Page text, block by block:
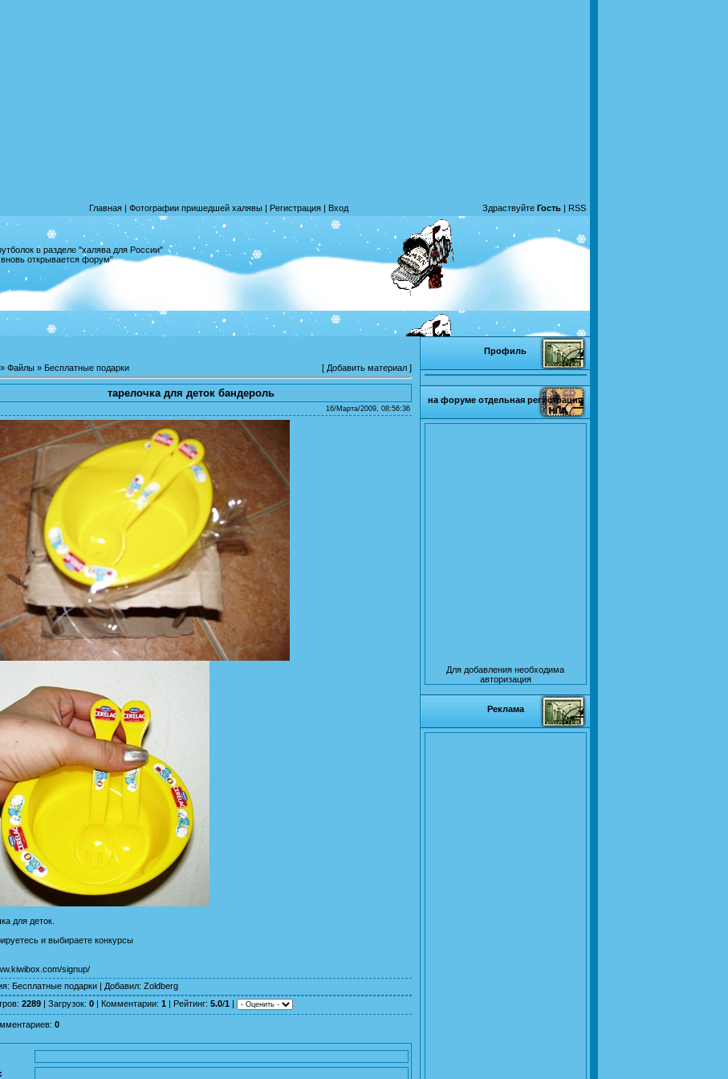
Главная | Фотографии пришедшей халявы | Регистрация | Вход Здраствуйте Гость | RSS
в разделе "халява для России"
вновь открывается форум"
» Файлы » Бесплатные подарки [ Добавить материал ]
тарелочка для деток бандероль
16/Марта/2009, 08:56:36
для деток.
и выбираете конкурсы
signup/
: Бесплатные подарки | Добавил: Zoldberg
: 2289 | Загрузок: 0 | Комментарии: 1 | Рейтинг: 5.0/1 |
: 0
Профиль
на форуме отдельная регистрация
Для добавления необходима
авторизация
Реклама